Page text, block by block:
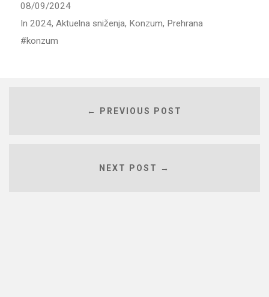
08/09/2024
In 2024, Aktuelna sniženja, Konzum, Prehrana
konzum
← PREVIOUS POST
NEXT POST →